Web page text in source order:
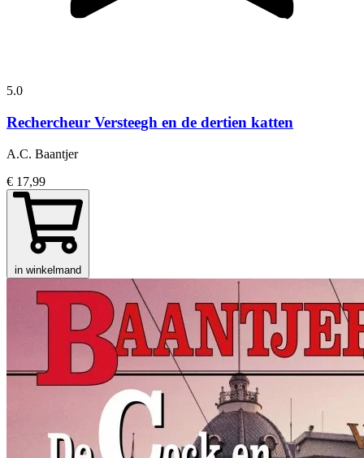
5.0
Rechercheur Versteegh en de dertien katten
A.C. Baantjer
€ 17,99
in winkelmand